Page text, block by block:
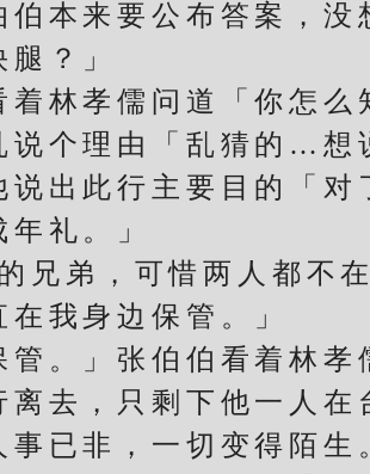
本来要公布答案，没
？」
孝儒问道「你怎么
理由「乱猜的…想
出此行主要目的「对
礼。」
弟，可惜两人都不
我身边保管。」
」张伯伯看着林孝
去，只剩下他一人在
已非，一切变得陌生